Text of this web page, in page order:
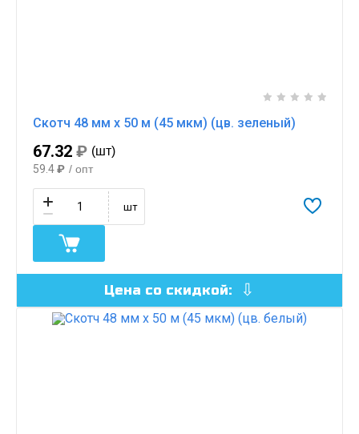
Скотч 48 мм х 50 м (45 мкм) (цв. зеленый)
67.32 ₽ (шт)
59.4₽ / опт
шт
Цена со скидкой: